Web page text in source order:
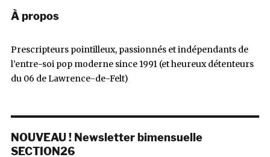
À propos
Prescripteurs pointilleux, passionnés et indépendants de
l’entre-soi pop moderne since 1991 (et heureux détenteurs
du 06 de Lawrence-de-Felt)
NOUVEAU ! Newsletter bimensuelle
SECTION26